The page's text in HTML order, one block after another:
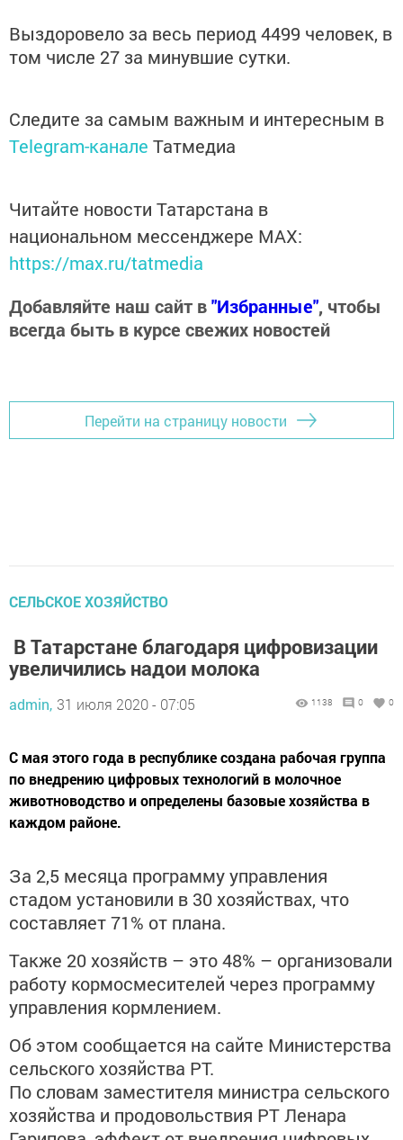
Выздоровело за весь период 4499 человек, в
том числе 27 за минувшие сутки.
Следите за самым важным и интересным в
Telegram-канале Татмедиа
Читайте новости Татарстана в
национальном мессенджере MАХ:
https://max.ru/tatmedia
Добавляйте наш сайт в"Избранные", чтобы
всегда быть в курсе свежих новостей
Перейти на страницу новости
CЕЛЬСКОЕ ХОЗЯЙСТВО
В Татарстане благодаря цифровизации
увеличились надои молока
admin, 31 июля 2020 - 07:05 1138 0 0
С мая этого года в республике создана рабочая группа
по внедрению цифровых технологий в молочное
животноводство и определены базовые хозяйства в
каждом районе.
За 2,5 месяца программу управления
стадом установили в 30 хозяйствах, что
составляет 71% от плана.
Также 20 хозяйств – это 48% – организовали
работу кормосмесителей через программу
управления кормлением.
Об этом сообщается на сайте Министерства
сельского хозяйства РТ.
По словам заместителя министра сельского
хозяйства и продовольствия РТ Ленара